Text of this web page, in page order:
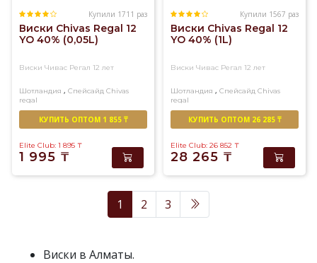
Купили 1711 раз
Виски Chivas Regal 12
YO 40% (0,05L)
Виски Чивас Регал 12 лет
Шотландия , Спейсайд Chivas
regal
Купажированный
КУПИТЬ ОПТОМ 1 855 ₸
Elite Club: 1 895 ₸
1 995 ₸
Купили 1567 раз
Виски Chivas Regal 12
YO 40% (1L)
Виски Чивас Регал 12 лет
Шотландия , Спейсайд Chivas
regal
Купажированный
КУПИТЬ ОПТОМ 26 285 ₸
Elite Club: 26 852 ₸
28 265 ₸
1 2 3
Виски в Алматы.